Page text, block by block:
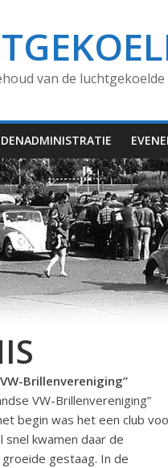
van de
Brillenvereniging”
VW-Brillenvereniging”
begin was het een club
kwamen daar de
gestaag. In de